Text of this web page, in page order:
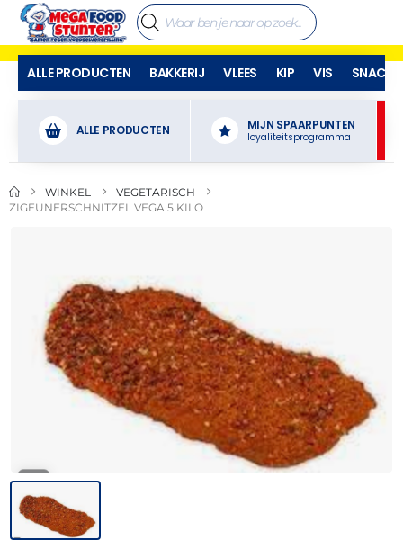
ALLE PRODUCTEN BAKKERIJ VLEES KIP VIS SNACKS
ALLE PRODUCTEN MIJN SPAARPUNTEN
loyaliteitsprogramma
WINKEL
VEGETARISCH
ZIGEUNERSCHNITZEL VEGA 5 KILO